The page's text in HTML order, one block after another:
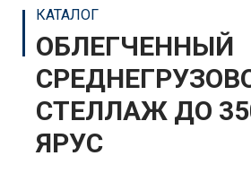
КАТАЛОГ
ОБЛЕГЧЕННЫЙ
СТЕЛЛАЖ ДО
ЯРУС